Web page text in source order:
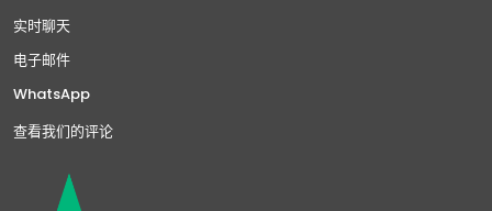
实时聊天
电子邮件
WhatsApp
查看我们的评论